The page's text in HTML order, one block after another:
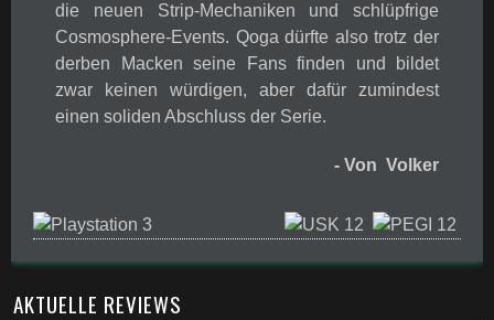
die neuen Strip-Mechaniken und schlüpfrige
Cosmosphere-Events. Qoga dürfte also trotz der
derben Macken seine Fans finden und bildet
zwar keinen würdigen, aber dafür zumindest
einen soliden Abschluss der Serie.
- Von Volker
AKTUELLE REVIEWS